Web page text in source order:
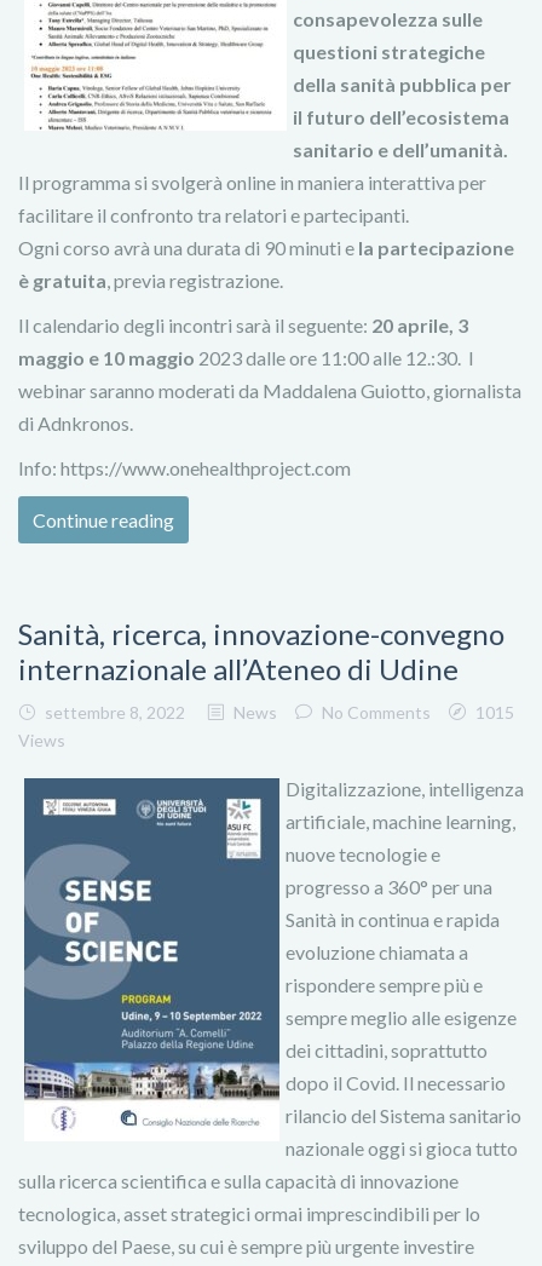
consapevolezza sulle
questioni strategiche
della sanità pubblica per
il futuro dell’ecosistema
sanitario e dell’umanità.
Il programma si svolgerà online in maniera interattiva per
facilitare il confronto tra relatori e partecipanti.
Ogni corso avrà una durata di 90 minuti e la partecipazione
è gratuita, previa registrazione.
Il calendario degli incontri sarà il seguente: 20 aprile, 3
maggio e 10 maggio 2023 dalle ore 11:00 alle 12.:30. I
webinar saranno moderati da Maddalena Guiotto, giornalista
di Adnkronos.
Info: https://www.onehealthproject.com
Continue reading
Sanità, ricerca, innovazione-convegno
internazionale all’Ateneo di Udine
settembre 8, 2022 News No Comments
1015
Views
Digitalizzazione, intelligenza
artificiale, machine learning,
nuove tecnologie e
progresso a 360° per una
Sanità in continua e rapida
evoluzione chiamata a
rispondere sempre più e
sempre meglio alle esigenze
dei cittadini, soprattutto
dopo il Covid. Il necessario
rilancio del Sistema sanitario
nazionale oggi si gioca tutto
sulla ricerca scientifica e sulla capacità di innovazione
tecnologica, asset strategici ormai imprescindibili per lo
sviluppo del Paese, su cui è sempre più urgente investire